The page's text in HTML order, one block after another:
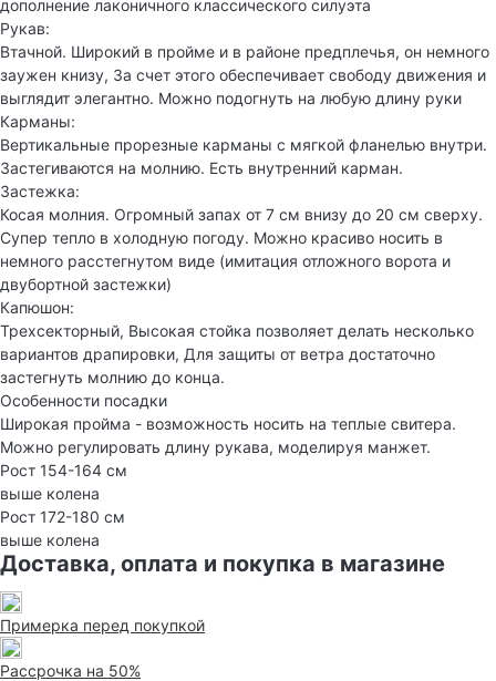
дополнение лаконичного классического силуэта
Рукав:
Втачной. Широкий в пройме и в районе предплечья, он немного
заужен книзу, За счет этого обеспечивает свободу движения и
выглядит элегантно. Можно подогнуть на любую длину руки
Карманы:
Вертикальные прорезные карманы с мягкой фланелью внутри.
Застегиваются на молнию. Есть внутренний карман.
Застежка:
Косая молния. Огромный запах от 7 см внизу до 20 см сверху.
Супер тепло в холодную погоду. Можно красиво носить в
немного расстегнутом виде (имитация отложного ворота и
двубортной застежки)
Капюшон:
Трехсекторный, Высокая стойка позволяет делать несколько
вариантов драпировки, Для защиты от ветра достаточно
застегнуть молнию до конца.
Особенности посадки
Широкая пройма - возможность носить на теплые свитера.
Можно регулировать длину рукава, моделируя манжет.
Рост 154-164 см
выше колена
Рост 172-180 см
выше колена
Доставка, оплата и покупка в магазине
Примерка перед покупкой
Рассрочка на 50%